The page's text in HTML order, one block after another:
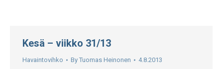
Kesä – viikko 31/13
Havaintovihko By Tuomas Heinonen 4.8.2013